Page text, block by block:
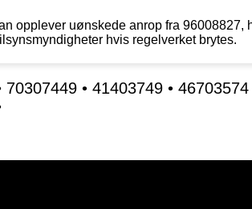
opplever uønskede anrop fra 96008827,
hvis regelverket brytes.
70307449 • 41403749 • 46703574